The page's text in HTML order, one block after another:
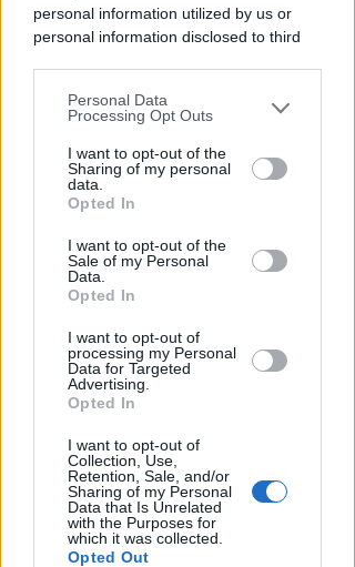
personal information utilized by us or
personal information disclosed to third
You may separately opt-out of the further
disclosure of your personal information
by third parties on the IAB’s list of
downstream participants.
by us to third parties on the IAB’s List of
Downstream Participants that may
further disclose it to other third parties.
Personal Data
Processing Opt Outs
I want to opt-out of the
Sharing of my personal
data.
Opted In
I want to opt-out of the
Sale of my Personal
Data.
Opted In
I want to opt-out of
processing my Personal
Data for Targeted
Advertising.
Opted In
I want to opt-out of
Collection, Use,
Retention, Sale, and/or
Sharing of my Personal
Data that Is Unrelated
with the Purposes for
which it was collected.
Opted Out
OSSERVATORIO CGIL INCA
Allarme infortuni sul lavoro a
Rimini: +13% nel primo semestre
dell'anno
APPROVATO DAL CDA
Dati in crescita nella semestrale
di IEG, stime al rialzo per
l'esercizio 2026